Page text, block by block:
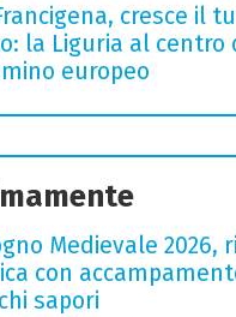
cresce il
la Liguria al centro
europeo
Medievale 2026,
con
sapori